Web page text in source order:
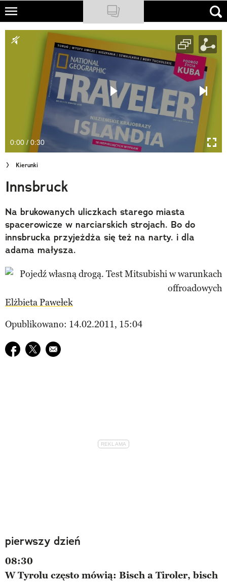
Skip
main
NATIONAL GEOGRAPHIC
TRAVELER
PODCASTY
Newsletter
Cuda Polski
Wielki Konkurs Fotograficzny
Trendbook Podróżniczy
Polecane
0:00 / 0:30
Kierunki
Innsbruck
Na brukowanych uliczkach starego miasta
spacerowicze w narciarskich strojach. Bo do
innsbrucka przyjeżdża się też na narty. i dla
adama małysza.
Elżbieta Pawełek
Opublikowano: 14.02.2011, 15:04
Udostępnij na facebook
Udostępnij na twitter
E-mail do przyjaciela
pierwszy dzień
08:30
W Tyrolu często mówią: Bisch a Tiroler, bisch